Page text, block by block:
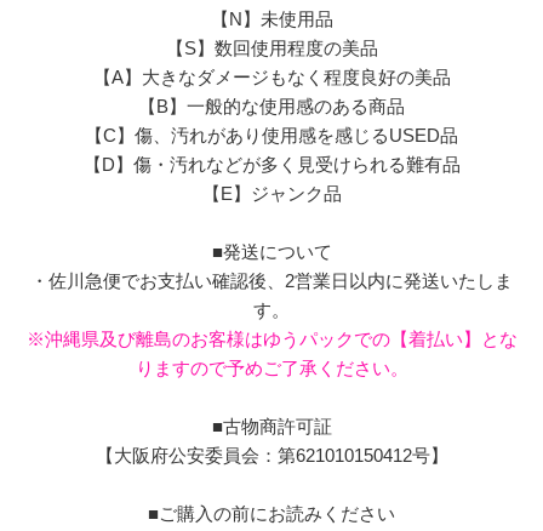
【N】未使用品
【S】数回使用程度の美品
【A】大きなダメージもなく程度良好の美品
【B】一般的な使用感のある商品
【C】傷、汚れがあり使用感を感じるUSED品
【D】傷・汚れなどが多く見受けられる難有品
【E】ジャンク品
■発送について
・佐川急便でお支払い確認後、2営業日以内に発送いたしま
す。
※沖縄県及び離島のお客様はゆうパックでの【着払い】とな
りますので予めご了承ください。
■古物商許可証
【大阪府公安委員会：第621010150412号】
■ご購入の前にお読みください